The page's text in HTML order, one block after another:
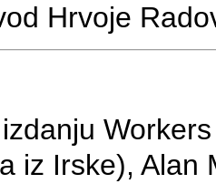
Hrvoje
izdanju
iz Irske), Alan